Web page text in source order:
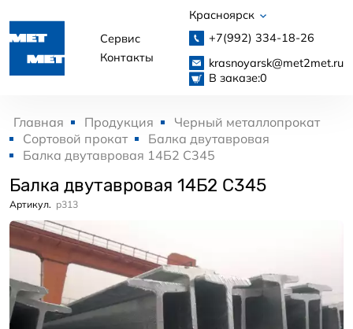
Сервис
Контакты
Красноярск
+7(992) 334-18-26
krasnoyarsk@met2met.ru
В заказе:0
Главная Продукция
Черный металлопрокат
Сортовой прокат
Балка двутавровая
Балка двутавровая 14Б2 С345
Балка двутавровая 14Б2 С345
Артикул. p313